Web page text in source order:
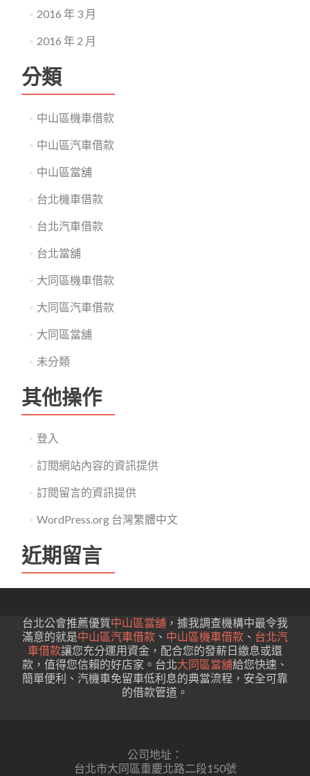
2016 年 3 月
2016 年 2 月
分類
中山區機車借款
中山區汽車借款
中山區當舖
台北機車借款
台北汽車借款
台北當舖
大同區機車借款
大同區汽車借款
大同區當舖
未分類
其他操作
登入
訂閱網站內容的資訊提供
訂閱留言的資訊提供
WordPress.org 台灣繁體中文
近期留言
台北公會推薦優質中山區當舖 ，據我調查機構中最令我
滿意的就是中山區汽車借款 、 中山區機車借款 、 台北汽
車借款讓您充分運用資金，配合您的發薪日繳息或還
款，值得您信賴的好店家。台北大同區當舖給您快速、
簡單便利、汽機車免留車低利息的典當流程，安全可靠
的借款管道。
公司地址：
台北市大同區重慶北路二段150號